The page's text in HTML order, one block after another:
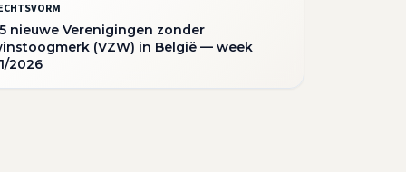
nieuwe Verenigingen zonder
(VZW) in België — week
2026